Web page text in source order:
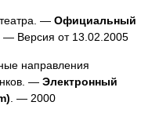
— Официальный
. — Версия от 13.02.2005
направления
— Электронный
. — 2000